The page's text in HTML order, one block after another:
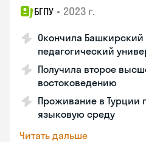
БГПУ • 2023 г.
Окончила Башкирский
педагогический
Получила второе
востоковедению
Проживание в Турции
языковую среду
Читать дальше